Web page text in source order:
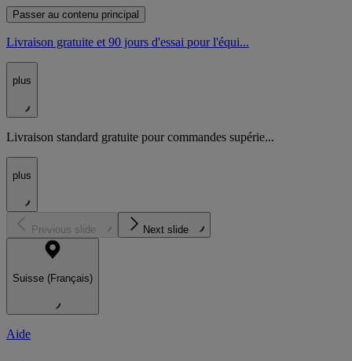
Passer au contenu principal
Livraison gratuite et 90 jours d'essai pour l'équi...
plus
Livraison standard gratuite pour commandes supérie...
plus
Previous slide Next slide
Suisse (Français)
Aide